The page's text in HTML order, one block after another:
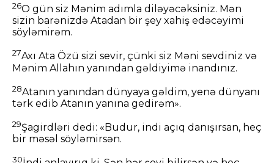
26O gün siz Mənim adımla diləyəcəksiniz. Mən
sizin barənizdə Atadan bir şey xahiş edəcəyimi
söyləmirəm.
27Axı Ata Özü sizi sevir, çünki siz Məni sevdiniz və
Mənim Allahın yanından gəldiyimə inandınız.
28Atanın yanından dünyaya gəldim, yenə dünyanı
tərk edib Atanın yanına gedirəm».
29Şagirdləri dedi: «Budur, indi açıq danışırsan, heç
bir məsəl söyləmirsən.
30